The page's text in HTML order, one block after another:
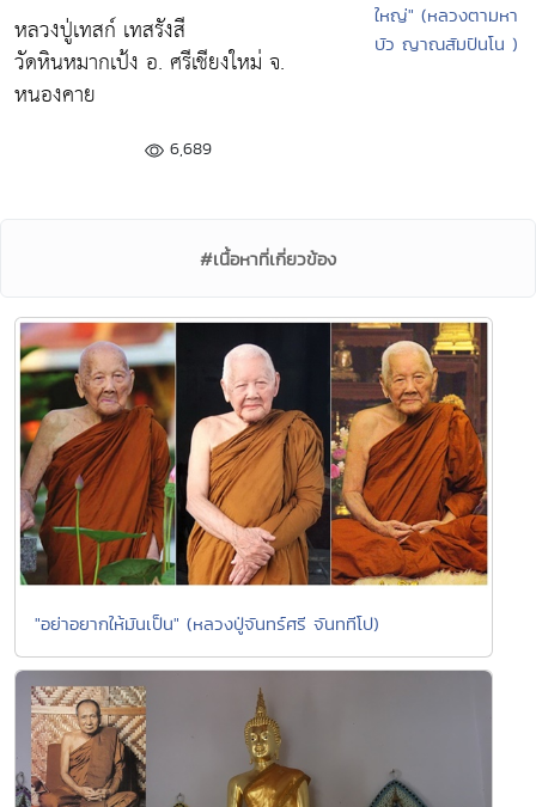
หลวงปู่เทสก์ เทสรังสี
วัดหินหมากเป้ง อ. ศรีเชียงใหม่ จ.
หนองคาย
6,689
ใหญ่" (หลวงตามหา
บัว ญาณสัมปันโน )
#เนื้อหาที่เกี่ยวข้อง
"อย่าอยากให้มันเป็น" (หลวงปู่จันทร์ศรี จันททีโป)